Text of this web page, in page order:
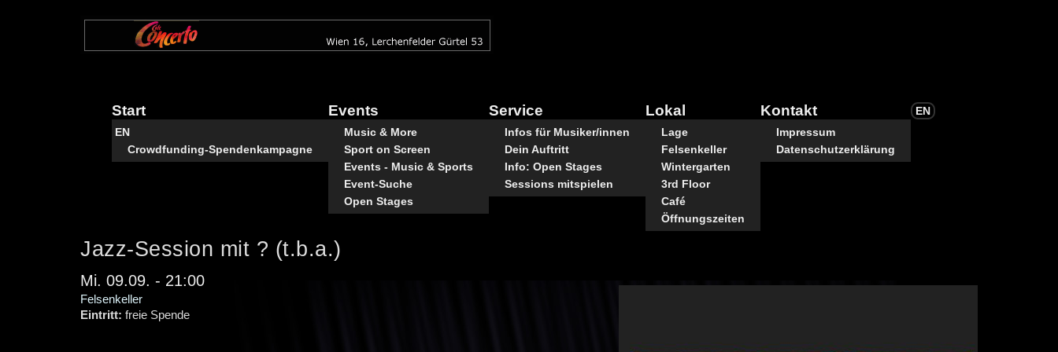
Start
EN
Crowdfunding-Spendenkampagne
Events
Music & More
Sport on Screen
Events - Music & Sports
Event-Suche
Open Stages
Service
Infos für Musiker/innen
Dein Auftritt
Info: Open Stages
Sessions mitspielen
Lokal
Lage
Felsenkeller
Wintergarten
3rd Floor
Café
Öffnungszeiten
Kontakt
Impressum
Datenschutzerklärung
EN
Jazz-Session mit ? (t.b.a.)
Mi. 09.09. - 21:00
Felsenkeller
Eintritt: freie Spende